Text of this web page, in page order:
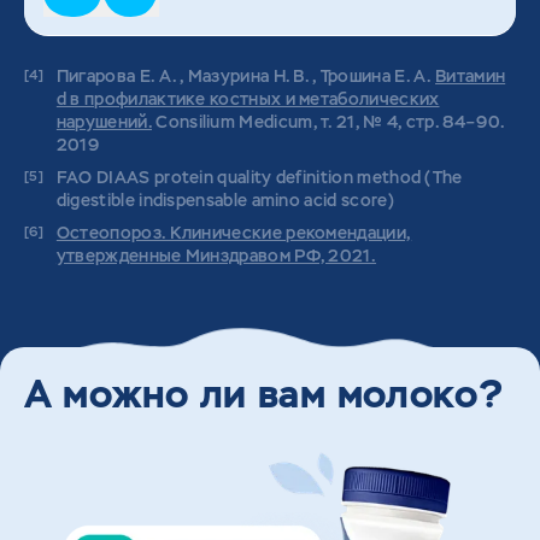
Пигарова Е. А., Мазурина Н. В., Трошина Е. А. Витамин
d в профилактике костных и метаболических
нарушений.Consilium Medicum, т. 21, № 4, стр. 84–90.
2019
FAO DIAAS protein quality definition method (The
digestible indispensable amino acid score)
Остеопороз. Клинические рекомендации,
утвержденные Минздравом РФ, 2021.
А можно ли вам молоко?